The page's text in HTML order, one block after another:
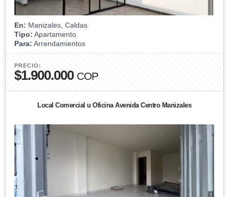
En: Manizales, Caldas
Tipo: Apartamento
Para: Arrendamientos
PRECIO:
$1.900.000 COP
Local Comercial u Oficina Avenida Centro Manizales